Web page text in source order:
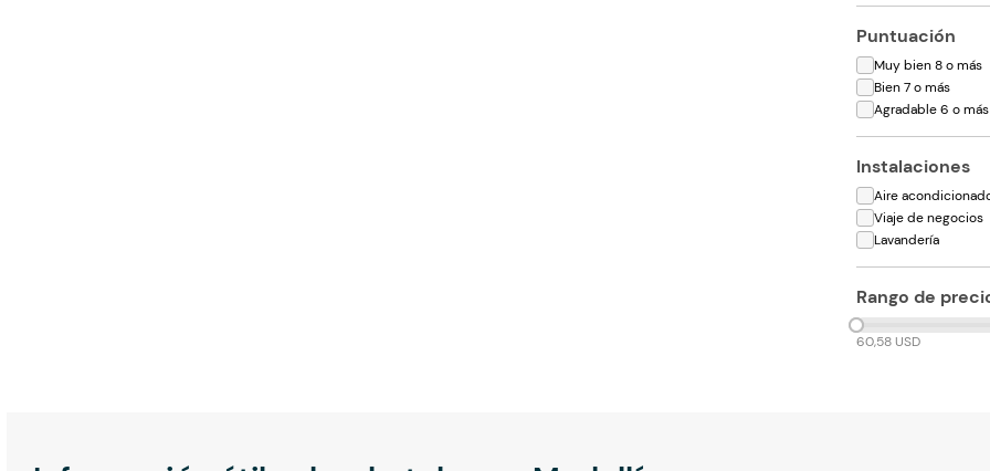
Puntuación
Muy bien 8 o más
Bien 7 o más
Agradable 6 o más
Instalaciones
Aire
Viaje de negocios
Lavandería
Rango de
60,58 USD